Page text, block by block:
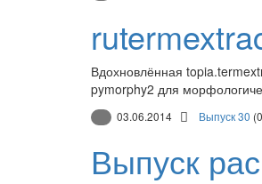
Вдохновлённая
pymorphy2 для
03.06.2014 Выпуск 30
Выпуск